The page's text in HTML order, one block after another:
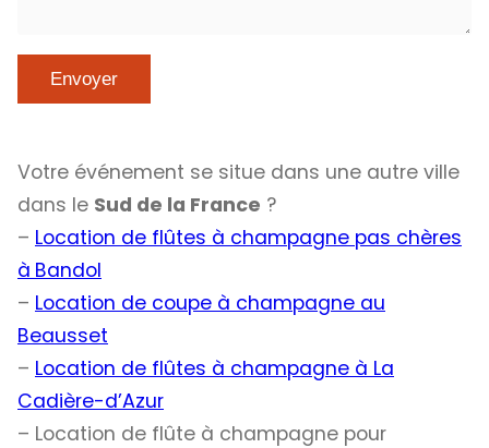
Votre événement se situe dans une autre ville
dans le Sud de la France ?
– Location de flûtes à champagne pas chères
à Bandol
– Location de coupe à champagne au
Beausset
– Location de flûtes à champagne à La
Cadière-d’Azur
– Location de flûte à champagne pour